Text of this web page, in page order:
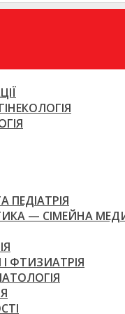
ПЕДІАТРІЯ
— СІМЕЙНА
ФТИЗИАТРІЯ